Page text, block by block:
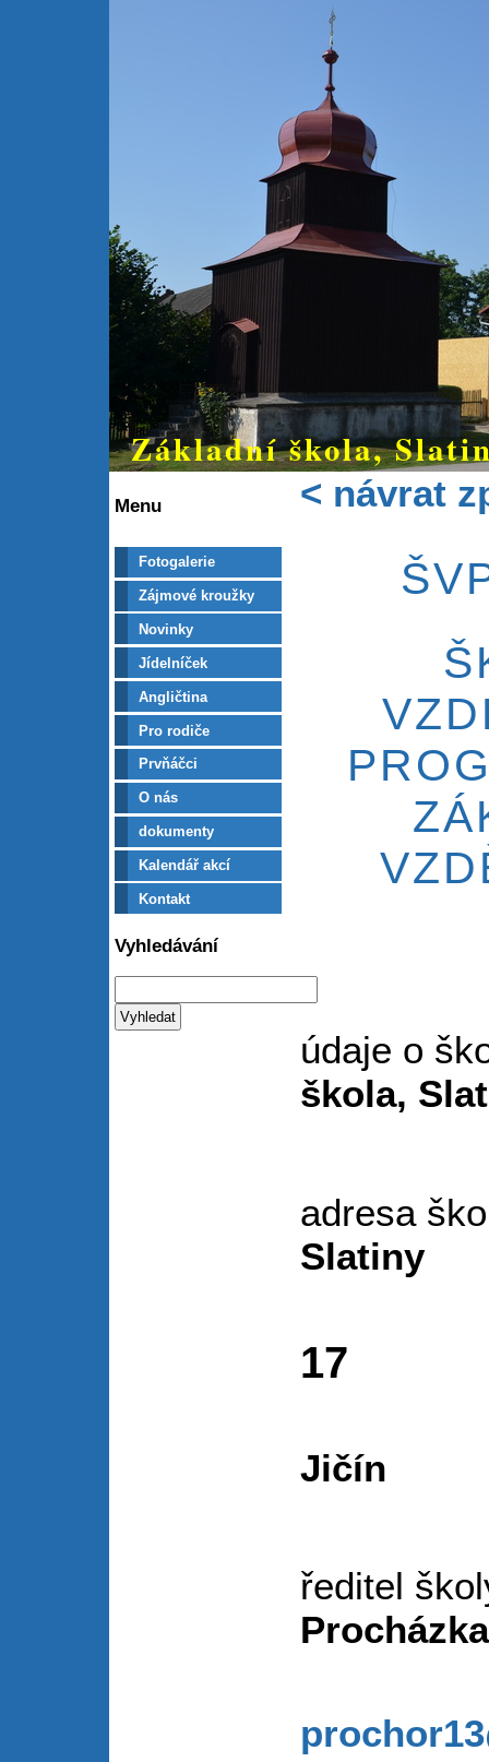
Základní škola,
Menu
Fotogalerie
Zájmové kroužky
Novinky
Jídelníček
Angličtina
Pro rodiče
Prvňáčci
O nás
dokumenty
Kalendář akcí
Kontakt
Vyhledávání
< návrat
údaje o
škola,
adresa
Slatiny
17
Jičín
ředitel
Procházka